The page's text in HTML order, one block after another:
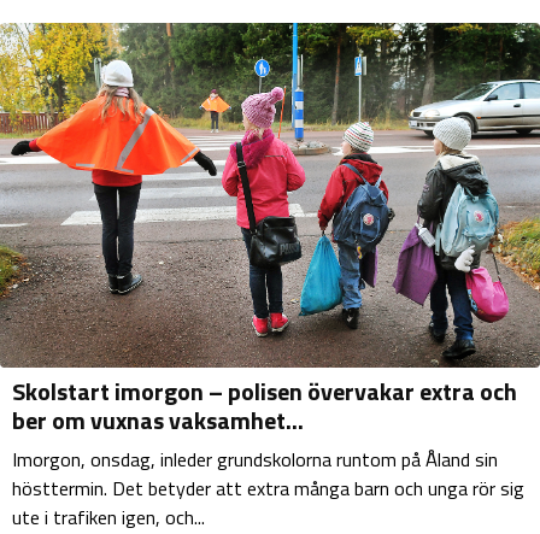
Skolstart imorgon – polisen övervakar extra och
ber om vuxnas vaksamhet...
Imorgon, onsdag, inleder grundskolorna runtom på Åland sin
hösttermin. Det betyder att extra många barn och unga rör sig
ute i trafiken igen, och...